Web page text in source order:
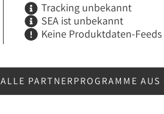
Tracking unbekannt
SEA ist unbekannt
Keine Produktdaten-Feeds
ALLE PARTNERPROGRAMME